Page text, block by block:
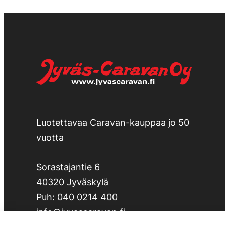
Luotettavaa Caravan-kauppaa jo 50
vuotta
Sorastajantie 6
40320 Jyväskylä
Puh: 040 0214 400
info@jyvascaravan.fi